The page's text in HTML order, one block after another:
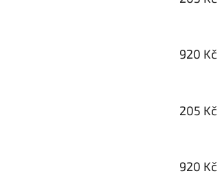
920 Kč
205 Kč
920 Kč